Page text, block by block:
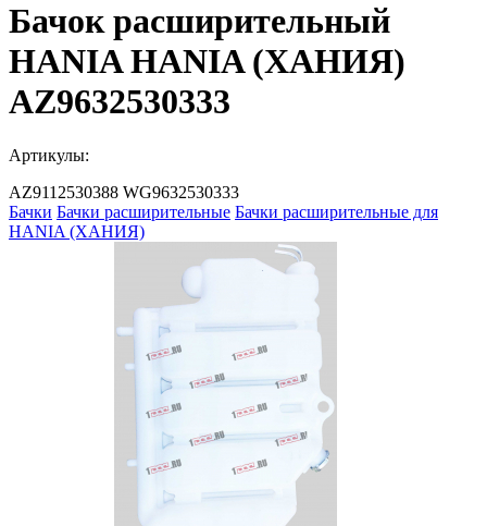
Бачок расширительный
HANIA HANIA (ХАНИЯ)
AZ9632530333
Артикулы:
AZ9112530388 WG9632530333
Бачки Бачки расширительные Бачки расширительные для
HANIA (ХАНИЯ)